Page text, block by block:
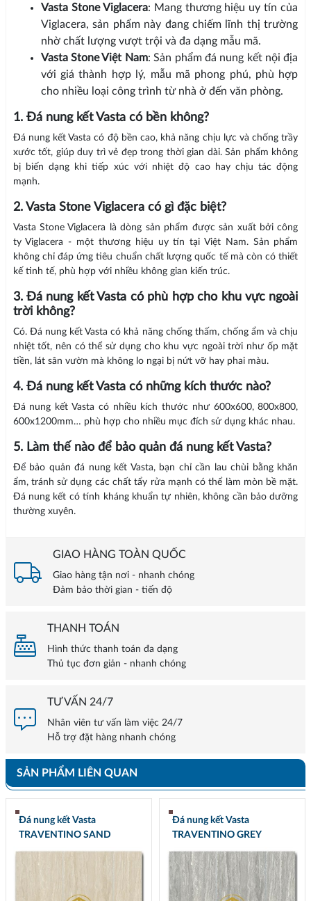
Vasta Stone Viglacera: Mang thương hiệu uy tín của
Viglacera, sản phẩm này đang chiếm lĩnh thị trường
nhờ chất lượng vượt trội và đa dạng mẫu mã.
Vasta Stone Việt Nam: Sản phẩm đá nung kết nội địa
với giá thành hợp lý, mẫu mã phong phú, phù hợp
cho nhiều loại công trình từ nhà ở đến văn phòng.
1. Đá nung kết Vasta có bền không?
Đá nung kết Vasta có độ bền cao, khả năng chịu lực và chống trầy
xước tốt, giúp duy trì vẻ đẹp trong thời gian dài. Sản phẩm không
bị biến dạng khi tiếp xúc với nhiệt độ cao hay chịu tác động
mạnh.
2. Vasta Stone Viglacera có gì đặc biệt?
Vasta Stone Viglacera là dòng sản phẩm được sản xuất bởi công
ty Viglacera - một thương hiệu uy tín tại Việt Nam. Sản phẩm
không chỉ đáp ứng tiêu chuẩn chất lượng quốc tế mà còn có thiết
kế tinh tế, phù hợp với nhiều không gian kiến trúc.
3. Đá nung kết Vasta có phù hợp cho khu vực ngoài
trời không?
Có. Đá nung kết Vasta có khả năng chống thấm, chống ẩm và chịu
nhiệt tốt, nên có thể sử dụng cho khu vực ngoài trời như ốp mặt
tiền, lát sân vườn mà không lo ngại bị nứt vỡ hay phai màu.
4. Đá nung kết Vasta có những kích thước nào?
Đá nung kết Vasta có nhiều kích thước như 600x600, 800x800,
600x1200mm… phù hợp cho nhiều mục đích sử dụng khác nhau.
5. Làm thế nào để bảo quản đá nung kết Vasta?
Để bảo quản đá nung kết Vasta, bạn chỉ cần lau chùi bằng khăn
ẩm, tránh sử dụng các chất tẩy rửa mạnh có thể làm mòn bề mặt.
Đá nung kết có tính kháng khuẩn tự nhiên, không cần bảo dưỡng
thường xuyên.
GIAO HÀNG TOÀN QUỐC
Giao hàng tận nơi - nhanh chóng
Đảm bảo thời gian - tiến độ
THANH TOÁN
Hình thức thanh toán đa dạng
Thủ tục đơn giản - nhanh chóng
TƯ VẤN 24/7
Nhân viên tư vấn làm việc 24/7
Hỗ trợ đặt hàng nhanh chóng
SẢN PHẨM LIÊN QUAN
Đá nung kết Vasta
TRAVENTINO SAND
Đá nung kết Vasta
TRAVENTINO GREY